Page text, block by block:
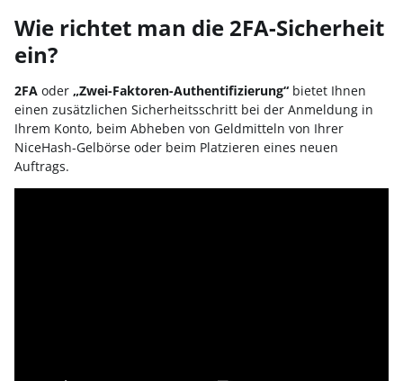
Wie richtet man die 2FA-Sicherheit
ein?
2FA oder „Zwei-Faktoren-Authentifizierung“ bietet Ihnen
einen zusätzlichen Sicherheitsschritt bei der Anmeldung in
Ihrem Konto, beim Abheben von Geldmitteln von Ihrer
NiceHash-Gelbörse oder beim Platzieren eines neuen
Auftrags.